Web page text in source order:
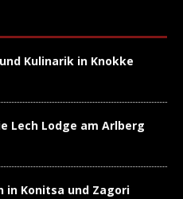
Kulinarik in Knokke
Lech Lodge am Arlberg
in Konitsa und Zagori